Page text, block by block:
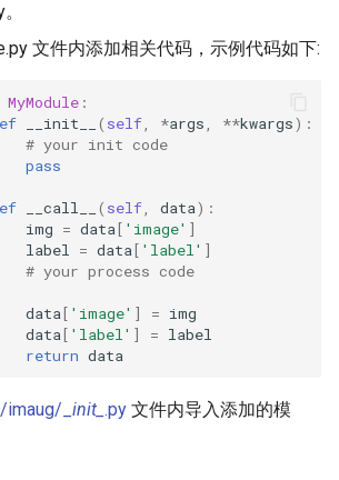
文件内添加相关代码，示例代码如下:
MyModule :
__init__ ( self *args **kwargs):
# your init code
pass
__call__ ( self data):
img = data[ 'image' ]
label
= data[ 'label' ]
# your process code
data[ 'image' ] = img
data[ 'label' ] = label
return data
_ init_ .py 文件内导入添加的模